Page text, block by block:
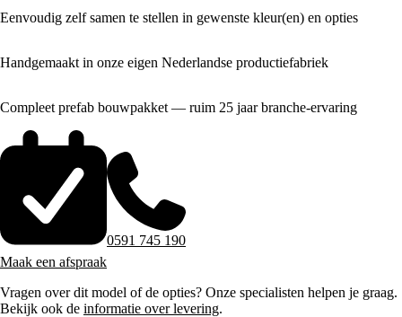
Eenvoudig zelf samen te stellen in gewenste kleur(en) en opties
Handgemaakt in onze eigen Nederlandse productiefabriek
Compleet prefab bouwpakket — ruim 25 jaar branche-ervaring
Maak een afspraak
0591 745 190
Vragen over dit model of de opties? Onze specialisten helpen je graag.
Bekijk ook de informatie over levering.